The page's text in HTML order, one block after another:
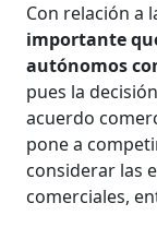
Con relación a
importante
autónomos
pues la
acuerdo
pone a
considerar las
comerciales,